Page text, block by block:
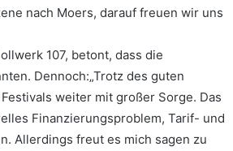
nach Moers, darauf freuen wir uns
107, betont, dass die
Dennoch:„Trotz des guten
weiter mit großer Sorge. Das
Finanzierungsproblem, Tarif- und
Allerdings freut es mich sagen zu